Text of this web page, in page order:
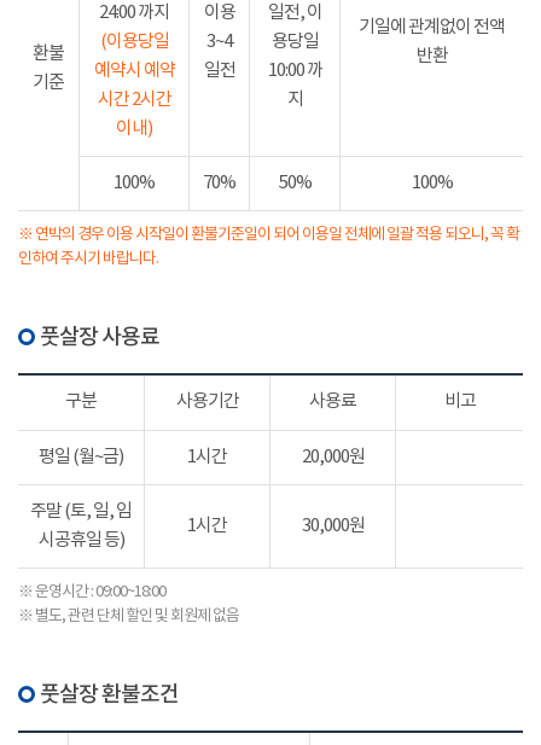
환불
기준
24:00 까지
(이용당일
예약시 예약
시간 2시간
이내)
이용
3~4
일전
일전, 이
용당일
10:00 까
지
기일에 관계없이 전액
반환
100% 70% 50% 100%
※ 연박의 경우 이용 시작일이 환불기준일이 되어 이용일 전체에 일괄 적용 되오니, 꼭 확
인하여 주시기 바랍니다.
풋살장 사용료
구분 사용기간 사용료 비고
평일 (월~금) 1시간 20,000원
주말 (토, 일, 임
시공휴일 등)
1시간 30,000원
※ 운영시간 : 09:00~18:00
※ 별도, 관련 단체 할인 및 회원제 없음
풋살장 환불조건